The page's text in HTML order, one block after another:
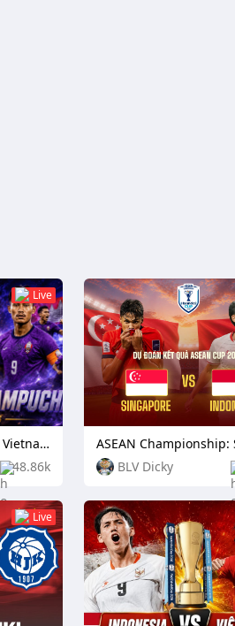
Live
48.86k
ASEAN Championship: Vietnam vs Cambodia
BLV Dicky
Live